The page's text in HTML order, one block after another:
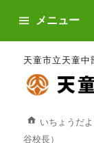
天童市立天童中
メニュー
いちょうだよ
谷校長）